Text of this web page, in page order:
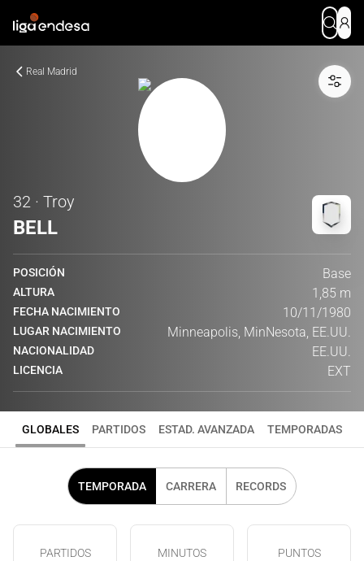
Real Madrid
32 · Troy
BELL
POSICIÓN Base
ALTURA 1,85 m
FECHA NACIMIENTO 10/11/1980
LUGAR NACIMIENTO Minneapolis, MinNesota, EE.UU.
NACIONALIDAD EE.UU.
LICENCIA EXT
GLOBALES PARTIDOS ESTAD. AVANZADA TEMPORADAS
TEMPORADA CARRERA RECORDS
PARTIDOS MINUTOS PUNTOS